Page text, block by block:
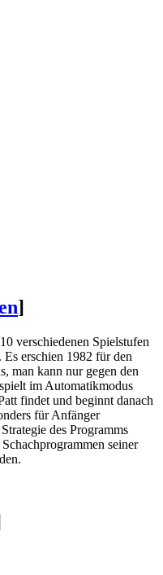
]
verschiedenen Spielstufen
. Es erschien 1982 für den
man kann nur gegen den
im Automatikmodus
findet und beginnt danach
für Anfänger
des Programms
seiner